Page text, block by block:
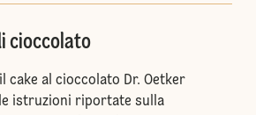
cioccolato
cake al cioccolato Dr. Oetker
istruzioni riportate sulla